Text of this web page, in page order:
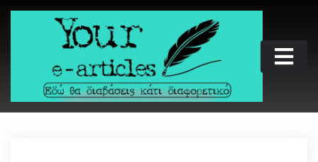
Skip
Your e-articles
Εδώ θα διαβάσεις κάτι διαφορετικό